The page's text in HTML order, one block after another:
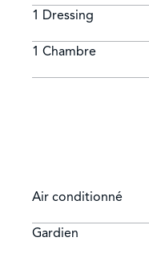
1 Dressing
1 Chambre
Air conditionné
Gardien